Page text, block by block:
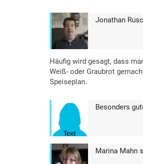
Jonathan
Häufig wird gesagt, dass
Weiß- oder Graubrot
Speiseplan.
Besonders
Marina Mahn